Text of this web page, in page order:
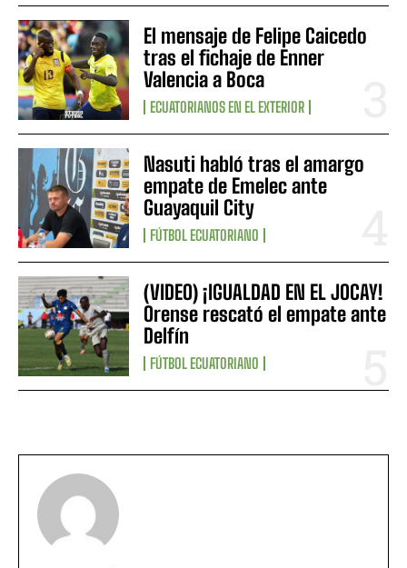
El mensaje de Felipe Caicedo
tras el fichaje de Enner
Valencia a Boca
ECUATORIANOS EN EL EXTERIOR
Nasuti habló tras el amargo
empate de Emelec ante
Guayaquil City
FÚTBOL ECUATORIANO
(VIDEO) ¡IGUALDAD EN EL JOCAY!
Orense rescató el empate ante
Delfín
FÚTBOL ECUATORIANO